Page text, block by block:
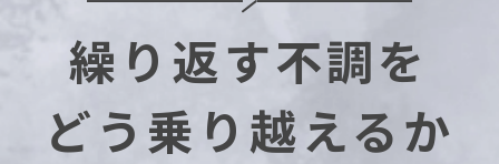
繰り返す不調を
どう乗り越えるか